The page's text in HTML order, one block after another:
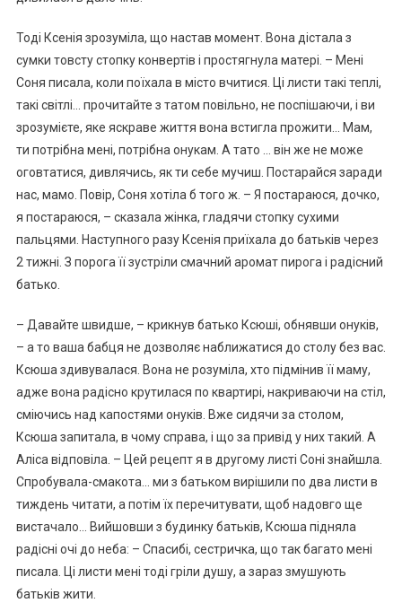
Тоді Ксенія зрозуміла, що настав момент. Вона дістала з
сумки товсту стопку конвертів і простягнула матері. – Мені
Соня писала, коли поїхала в місто вчитися. Ці листи такі теплі,
такі світлі… прочитайте з татом повільно, не поспішаючи, і ви
зрозумієте, яке яскраве життя вона встигла прожити… Мам,
ти потрібна мені, потрібна онукам. А тато … він же не може
оговтатися, дивлячись, як ти себе мучиш. Постарайся заради
нас, мамо. Повір, Соня хотіла б того ж. – Я постараюся, дочко,
я постараюся, – сказала жінка, гладячи стопку сухими
пальцями. Наступного разу Ксенія приїхала до батьків через
2 тижні. З порога її зустріли смачний аромат пирога і радісний
батько.
– Давайте швидше, – крикнув батько Ксюші, обнявши онуків,
– а то ваша бабця не дозволяє наближатися до столу без вас.
Ксюша здивувалася. Вона не розуміла, хто підмінив її маму,
адже вона радісно крутилася по квартирі, накриваючи на стіл,
сміючись над капостями онуків. Вже сидячи за столом,
Ксюша запитала, в чому справа, і що за привід у них такий. А
Аліса відповіла. – Цей рецепт я в другому листі Соні знайшла.
Спробувала-смакота… ми з батьком вирішили по два листи в
тиждень читати, а потім їх перечитувати, щоб надовго ще
вистачало… Вийшовши з будинку батьків, Ксюша підняла
радісні очі до неба: – Спасибі, сестричка, що так багато мені
писала. Ці листи мені тоді гріли душу, а зараз змушують
батьків жити.